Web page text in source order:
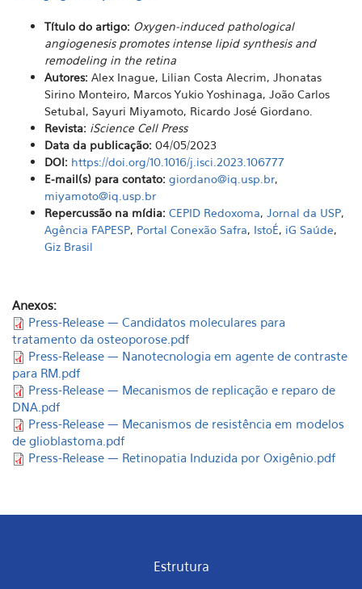
Título do artigo: Oxygen-induced pathological
angiogenesis promotes intense lipid synthesis and
remodeling in the retina
Autores: Alex Inague, Lilian Costa Alecrim, Jhonatas
Sirino Monteiro, Marcos Yukio Yoshinaga, João Carlos
Setubal, Sayuri Miyamoto, Ricardo José Giordano.
Revista: iScience Cell Press
Data da publicação: 04/05/2023
DOI: https://doi.org/10.1016/j.isci.2023.106777
E-mail(s) para contato: giordano@iq.usp.br,
miyamoto@iq.usp.br
Repercussão na mídia: CEPID Redoxoma, Jornal da USP,
Agência FAPESP, Portal Conexão Safra, IstoÉ, iG Saúde,
Giz Brasil
Anexos:
Press-Release — Candidatos moleculares para
tratamento da osteoporose.pdf
Press-Release — Nanotecnologia em agente de contraste
para RM.pdf
Press-Release — Mecanismos de replicação e reparo de
DNA.pdf
Press-Release — Mecanismos de resistência em modelos
de glioblastoma.pdf
Press-Release — Retinopatia Induzida por Oxigênio.pdf
Estrutura